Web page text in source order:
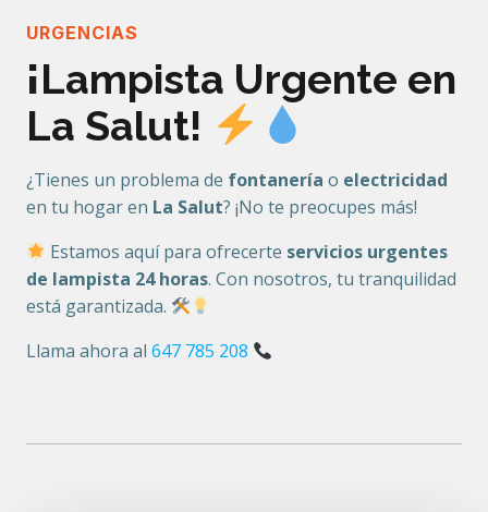
URGENCIAS
¡Lampista Urgente en
La Salut!
¿Tienes un problema de fontanería o electricidad
en tu hogar en La Salut? ¡No te preocupes más!
Estamos aquí para ofrecerte servicios urgentes
de lampista 24 horas. Con nosotros, tu tranquilidad
está garantizada.
Llama ahora al 647 785 208